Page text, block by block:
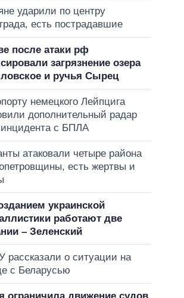
ударили по центру
есть пострадавшие
после атаки рф
загрязнение озера
и ручья Сырец
немецкого Лейпцига
дополнительный радар
с БПЛА
атаковали четыре района
есть жертвы и
украинской
работают две
– Зеленский
рассказали о ситуации на
с Беларусью